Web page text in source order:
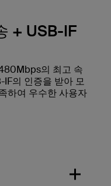
+ USB-IF
의 최고 속
의 인증을 받아 모
하여 우수한 사용자